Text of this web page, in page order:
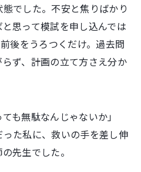
でした。不安と焦りばかり
思って模試を申し込んでは
後をうろつくだけ。過去問
ず、計画の立て方さえ分か
も無駄なんじゃないか」
た私に、救いの手を差し伸
先生でした。